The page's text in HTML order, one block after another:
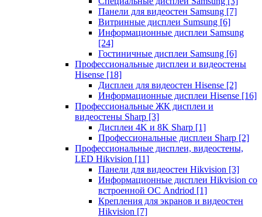
Панели для видеостен Samsung [7]
Витринные дисплеи Sumsung [6]
Информационные дисплеи Samsung
[24]
Гостиничные дисплеи Samsung [6]
Профессиональные дисплеи и видеостены
Hisense [18]
Дисплеи для видеостен Hisense [2]
Информационные дисплеи Hisense [16]
Профессиональные ЖК дисплеи и
видеостены Sharp [3]
Дисплеи 4K и 8K Sharp [1]
Профессиональные дисплеи Sharp [2]
Профессиональные дисплеи, видеостены,
LED Hikvision [11]
Панели для видеостен Hikvision [3]
Информационные дисплеи Hikvision со
встроенной ОС Andriod [1]
Крепления для экранов и видеостен
Hikvision [7]